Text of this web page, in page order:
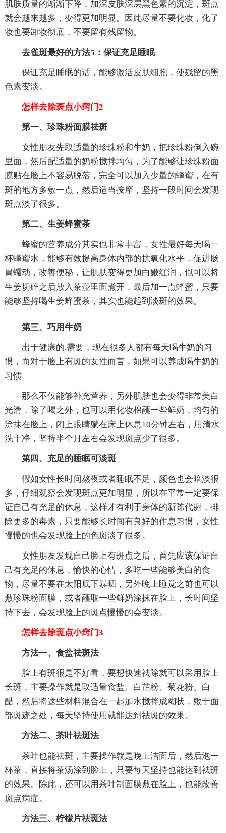
肌肤质量的渐渐下降，加深皮肤深层黑色素的沉淀，斑点
就会越来越多，变得更加明显。因此尽量不要化妆，化了
妆也要卸妆彻底，不要留有残留物。
去雀斑最好的方法5：保证充足睡眠
保证充足睡眠的话，能够激活皮肤细胞，使残留的黑
色素变淡。
怎样去除斑点小窍门2
第一、珍珠粉面膜祛斑
女性朋友先取适量的珍珠粉和牛奶，把珍珠粉倒入碗
里面，然后配适量的奶粉搅拌均匀，为了能够让珍珠粉面
膜贴在脸上不容易脱落，完全可以加入少量的蜂蜜，在有
斑的地方多敷一点，然后适当按摩，坚持一段时间会发现
斑点淡了很多。
第二、生姜蜂蜜茶
蜂蜜的营养成分其实也非常丰富，女性最好每天喝一
杯蜂蜜水，能够有效提高身体内部的抗氧化水平，促进肠
胃蠕动，改善便秘，让肌肤变得更加白嫩红润，也可以将
生姜切碎之后放入茶壶里面煮开，最后加一点蜂蜜，只要
能够坚持喝生姜蜂蜜茶，其实也能起到淡斑的效果。
第三、巧用牛奶
出于健康的.需要，现在很多人都有每天喝牛奶的习
惯，而对于脸上有斑的女性而言，如果可以养成喝牛奶的
习惯
那么不仅能够补充营养，另外肌肤也会变得非常美白
光滑，除了喝之外，也可以用化妆棉蘸一些鲜奶，均匀的
涂抹在脸上，闭上眼睛躺在床上休息10分钟左右，用清水
洗干净，坚持半个月左右会发现斑点少了很多。
第四、充足的睡眠可淡斑
假如女性长时间熬夜或者睡眠不足，颜色也会暗淡很
多，仔细观察会发现斑点更加明显，所以在平常一定要保
证自己有充足的休息，这样才有利于身体的新陈代谢，排
除更多的毒素，只要能够长时间有良好的作息习惯，女性
慢慢的也会发现脸上的色斑淡了很多。
女性朋友发现自己脸上有斑点之后，首先应该保证自
己有充足的休息，愉快的心情，多吃一些能够美白的食
物，尽量不要在太阳底下暴晒，另外晚上睡觉之前也可以
敷珍珠粉面膜，或者蘸取一些鲜奶涂抹在脸上，长时间坚
持下去，会发现脸上的斑点慢慢的会变淡。
怎样去除斑点小窍门3
方法一、食盐祛斑法
脸上有斑很是不好看，要想快速祛除就可以采用脸上
长斑，主要操作就是取适量食盐、白芷粉、菊花粉、白
醋，然后将这些材料混合在一起加水搅拌成糊状，敷于面
部斑迹之处，每天坚持使用就能达到祛斑的效果。
方法二、茶叶祛斑法
茶叶也能祛斑，主要操作就是晚上洁面后，然后泡一
杯茶，直接将茶汤涂到脸上，只要每天坚持也能达到祛斑
的效果。除此，还可以用茶叶制面膜敷在脸上，也能改善
斑点病症。
方法三、柠檬片祛斑法